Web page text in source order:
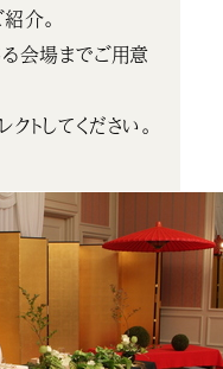
介。
会場までご用意
トしてください。